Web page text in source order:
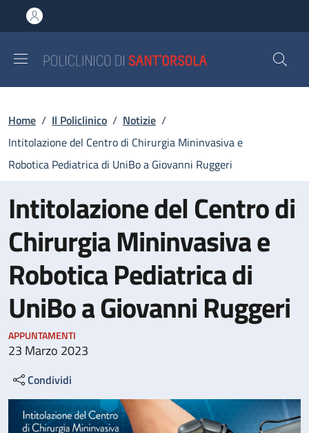
al contenuto principale
to footer content
Briciole di pane
Home / Il Policlinico / Notizie /
Intitolazione del Centro di Chirurgia Mininvasiva e
Robotica Pediatrica di UniBo a Giovanni Ruggeri
Intitolazione del Centro di
Chirurgia Mininvasiva e
Robotica Pediatrica di
UniBo a Giovanni Ruggeri
APPUNTAMENTI
23 Marzo 2023
Condividi